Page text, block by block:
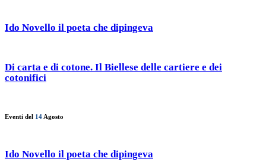
Ido Novello il poeta che dipingeva
Di carta e di cotone. Il Biellese delle cartiere e dei
cotonifici
Eventi del 14 Agosto
Ido Novello il poeta che dipingeva